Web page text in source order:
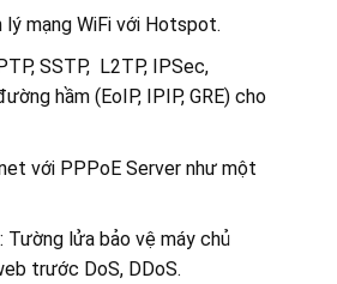
lý mạng WiFi với Hotspot.
SSTP, L2TP, IPSec,
hầm (EoIP, IPIP, GRE) cho
với PPPoE Server như một
Tường lửa bảo vệ máy chủ
trước DoS, DDoS.